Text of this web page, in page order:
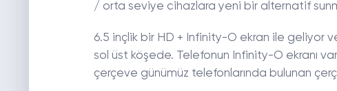
/ orta seviye cihazlara yeni bir alternatif
6.5 inçlik bir HD + Infinity-O ekran ile geliyor
sol üst köşede. Telefonun Infinity-O ekranı
çerçeve günümüz telefonlarında bulunan